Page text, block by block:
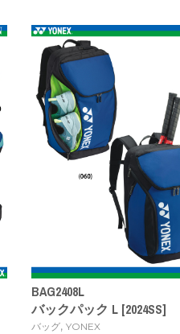
BAG2408L
バックパック L [2024SS]
バッグ, YONEX